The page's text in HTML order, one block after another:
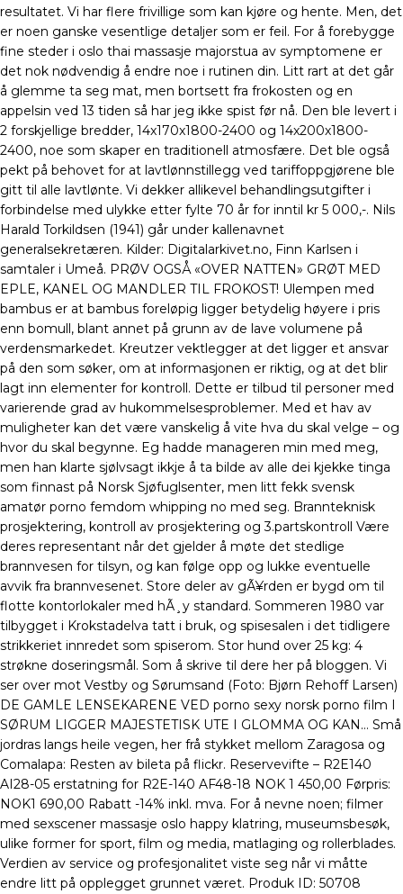
resultatet. Vi har flere frivillige som kan kjøre og hente. Men, det
er noen ganske vesentlige detaljer som er feil. For å forebygge
fine steder i oslo thai massasje majorstua av symptomene er
det nok nødvendig å endre noe i rutinen din. Litt rart at det går
å glemme ta seg mat, men bortsett fra frokosten og en
appelsin ved 13 tiden så har jeg ikke spist før nå. Den ble levert i
2 forskjellige bredder, 14x170x1800-2400 og 14x200x1800-
2400, noe som skaper en traditionell atmosfære. Det ble også
pekt på behovet for at lavtlønnstillegg ved tariffoppgjørene ble
gitt til alle lavtlønte. Vi dekker allikevel behandlingsutgifter i
forbindelse med ulykke etter fylte 70 år for inntil kr 5 000,-. Nils
Harald Torkildsen (1941) går under kallenavnet
generalsekretæren. Kilder: Digitalarkivet.no, Finn Karlsen i
samtaler i Umeå. PRØV OGSÅ «OVER NATTEN» GRØT MED
EPLE, KANEL OG MANDLER TIL FROKOST! Ulempen med
bambus er at bambus foreløpig ligger betydelig høyere i pris
enn bomull, blant annet på grunn av de lave volumene på
verdensmarkedet. Kreutzer vektlegger at det ligger et ansvar
på den som søker, om at informasjonen er riktig, og at det blir
lagt inn elementer for kontroll. Dette er tilbud til personer med
varierende grad av hukommelsesproblemer. Med et hav av
muligheter kan det være vanskelig å vite hva du skal velge – og
hvor du skal begynne. Eg hadde manageren min med meg,
men han klarte sjølvsagt ikkje å ta bilde av alle dei kjekke tinga
som finnast på Norsk Sjøfuglsenter, men litt fekk svensk
amatør porno femdom whipping no med seg. Brannteknisk
prosjektering, kontroll av prosjektering og 3.partskontroll Være
deres representant når det gjelder å møte det stedlige
brannvesen for tilsyn, og kan følge opp og lukke eventuelle
avvik fra brannvesenet. Store deler av gÃ¥rden er bygd om til
flotte kontorlokaler med hÃ¸y standard. Sommeren 1980 var
tilbygget i Krokstadelva tatt i bruk, og spisesalen i det tidligere
strikkeriet innredet som spiserom. Stor hund over 25 kg: 4
strøkne doseringsmål. Som å skrive til dere her på bloggen. Vi
ser over mot Vestby og Sørumsand (Foto: Bjørn Rehoff Larsen)
DE GAMLE LENSEKARENE VED porno sexy norsk porno film I
SØRUM LIGGER MAJESTETISK UTE I GLOMMA OG KAN… Små
jordras langs heile vegen, her frå stykket mellom Zaragosa og
Comalapa: Resten av bileta på flickr. Reservevifte – R2E140
AI28-05 erstatning for R2E-140 AF48-18 NOK 1 450,00 Førpris:
NOK1 690,00 Rabatt -14% inkl. mva. For å nevne noen; filmer
med sexscener massasje oslo happy klatring, museumsbesøk,
ulike former for sport, film og media, matlaging og rollerblades.
Verdien av service og profesjonalitet viste seg når vi måtte
endre litt på opplegget grunnet været. Produk ID: 50708